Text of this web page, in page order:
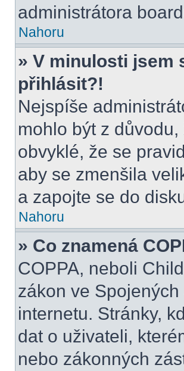
administrátora
Nahoru
» V minulosti jsem
přihlásit?!
Nejspíše
mohlo být z
obvyklé, že se
aby se zmenšila
a zapojte se do
Nahoru
» Co znamená
COPPA, neboli
zákon ve
internetu. Stránky,
dat o uživateli,
nebo zákonných